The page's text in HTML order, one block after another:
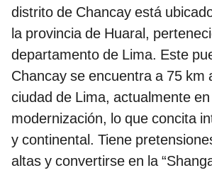
distrito de Chancay está
la provincia de Huaral,
departamento de Lima. Este
Chancay se encuentra a 75 km
ciudad de Lima, actualmente
modernización, lo que concita
y continental. Tiene
altas y convertirse en la